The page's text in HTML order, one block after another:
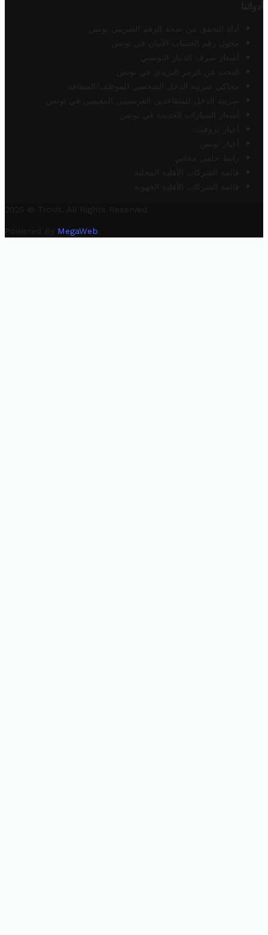
أدواتنا
أداة التحقق من صحة الرقم الضريبي تونس
محول رقم الحساب الآيبان في تونس
أسعار صرف الدينار التونسي
البحث عن الرمز البريدي في تونس
محاكي ضريبة الدخل الشخصي للموظف/المتقاعد
ضريبة الدخل للمتقاعدين الفرنسيين المقيمين في تونس
أسعار السيارات الجديدة في تونس
أخبار تروفيت
أخبار تونس
رابط خلفي مجاني
قائمة الشركات الأهلية المحلية
قائمة الشركات الأهلية الجهوية
2025 © Trovit. All Rights Reserved.
Powered By MegaWeb